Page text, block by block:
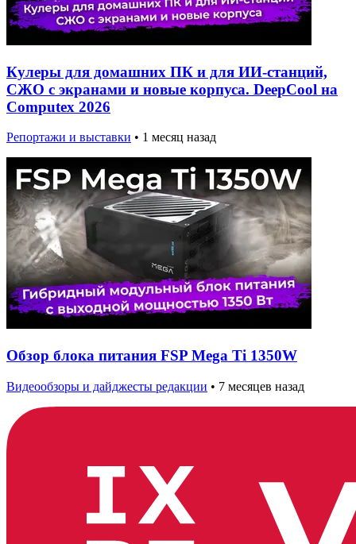
Кулеры для домашних ПК и для ИИ-станций,
СЖО с экранами и новые корпуса. DeepCool на
Computex 2026
Репортажи и выставки • 1 месяц назад
Обзор блока питания FSP Mega Ti 1350W
Видеообзоры и дайджесты редакции • 7 месяцев назад